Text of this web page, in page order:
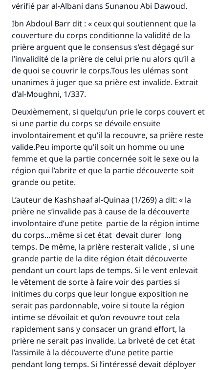
vérifié par al-Albani dans Sunanou Abi Dawoud.
Ibn Abdoul Barr dit : « ceux qui soutiennent que la
couverture du corps conditionne la validité de la
prière arguent que le consensus s’est dégagé sur
l’invalidité de la prière de celui prie nu alors qu’il a
de quoi se couvrir le corps.Tous les ulémas sont
unanimes à juger que sa prière est invalide. Extrait
d’al-Moughni, 1/337.
Deuxièmement, si quelqu’un prie le corps couvert et
si une partie du corps se dévoile ensuite
involontairement et qu’il la recouvre, sa prière reste
valide.Peu importe qu’il soit un homme ou une
femme et que la partie concernée soit le sexe ou la
région qui l’abrite et que la partie découverte soit
grande ou petite.
L’auteur de Kashshaaf al-Quinaa (1/269) a dit: « la
prière ne s’invalide pas à cause de la découverte
involontaire d’une petite partie de la région intime
du corps…même si cet état devait durer long
temps. De même, la prière resterait valide , si une
grande partie de la dite région était découverte
pendant un court laps de temps. Si le vent enlevait
le vêtement de sorte à faire voir des parties si
initimes du corps que leur longue exposition ne
serait pas pardonnable, voire si toute la région
intime se dévoilait et qu’on revouvre tout cela
rapidement sans y consacer un grand effort, la
prière ne serait pas invalide. La briveté de cet état
l’assimile à la découverte d’une petite partie
pendant long temps. Si l’intéressé devait déployer
Faites une différence dans la vie de
millions de personnes grâce à votre
contribution
Aidez nous à apporter des réponses.
Le Messager d'Allah (Paix sur lui) a dit:
"Celui qui indique une bonne action obtient la
même récompense que celui qui le fait."